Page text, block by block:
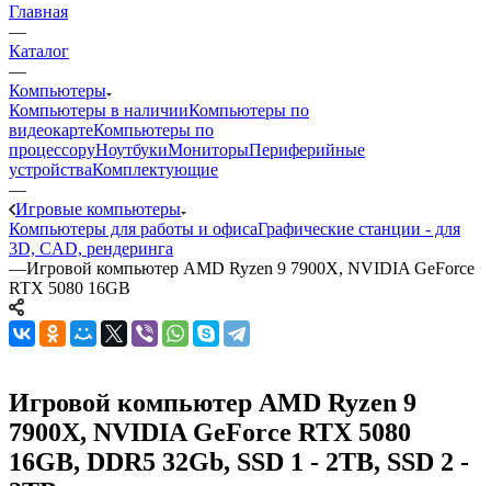
Главная
—
Каталог
—
Компьютеры
Компьютеры в наличииКомпьютеры по
видеокартеКомпьютеры по
процессоруНоутбукиМониторыПериферийные
устройстваКомплектующие
—
Игровые компьютеры
Компьютеры для работы и офисаГрафические станции - для
3D, CAD, рендеринга
—Игровой компьютер AMD Ryzen 9 7900X, NVIDIA GeForce
RTX 5080 16GB
Игровой компьютер AMD Ryzen 9
7900X, NVIDIA GeForce RTX 5080
16GB, DDR5 32Gb, SSD 1 - 2TB, SSD 2 -